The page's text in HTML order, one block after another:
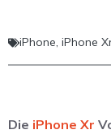
iPhone, iPhone
Die iPhone Xr